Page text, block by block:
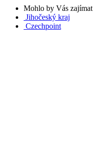
Mohlo by Vás zajímat
Jihočeský kraj
Czechpoint